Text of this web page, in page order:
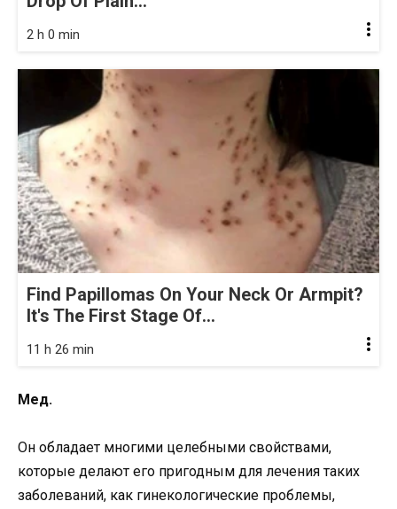
2 h 0 min
Find Papillomas On Your Neck Or Armpit?
It's The First Stage Of...
11 h 26 min
Мед.
Он обладает многими целебными свойствами,
которые делают его пригодным для лечения таких
заболеваний, как гинекологические проблемы,